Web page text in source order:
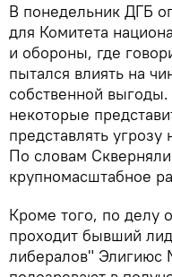
В понедельник ДГБ
для Комитета
и обороны, где
пытался влиять на
собственной
некоторые
представлять
По словам
крупномасштабное
Кроме того, по делу
проходит бывший
либералов" Элигиюс